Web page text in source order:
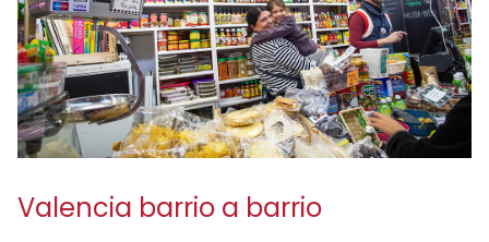
Valencia barrio a barrio